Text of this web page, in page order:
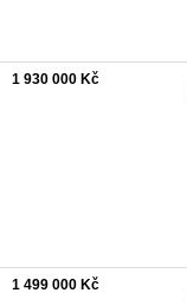
1 930 000 Kč
1 499 000 Kč